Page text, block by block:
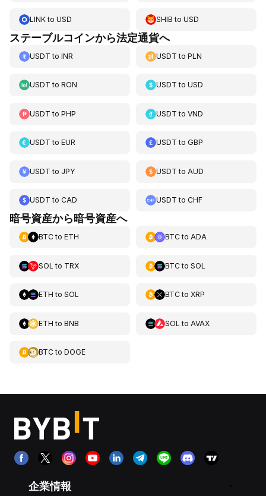
LINKto USD SHIB toUSD
ステーブルコインから法定通貨へ
USDT to INR USDT toPLN
USDT to RON USDT toUSD
USDT to PHP USDT toVND
USDT to EUR USDT toGBP
USDT to JPY USDT to AUD
USDT to CAD USDT toCHF
暗号資産から暗号資産へ
BTCto ETH BTCto ADA
SOL to TRX BTCto SOL
ETH to SOL BTCto XRP
ETH to BNB SOL to AVAX
BTCto DOGE
企業情報